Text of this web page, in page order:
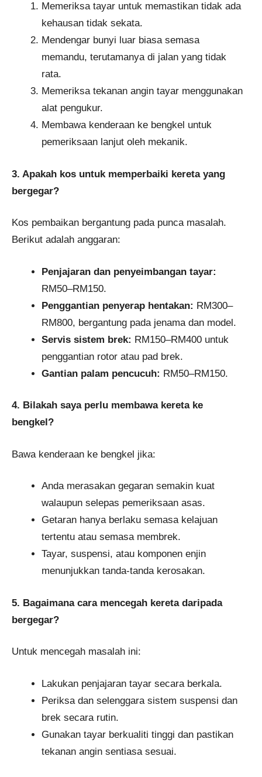
Memeriksa tayar untuk memastikan tidak ada
kehausan tidak sekata.
Mendengar bunyi luar biasa semasa
memandu, terutamanya di jalan yang tidak
rata.
Memeriksa tekanan angin tayar menggunakan
alat pengukur.
Membawa kenderaan ke bengkel untuk
pemeriksaan lanjut oleh mekanik.
3. Apakah kos untuk memperbaiki kereta yang
bergegar?
Kos pembaikan bergantung pada punca masalah.
Berikut adalah anggaran:
Penjajaran dan penyeimbangan tayar:
RM50–RM150.
Penggantian penyerap hentakan: RM300–
RM800, bergantung pada jenama dan model.
Servis sistem brek: RM150–RM400 untuk
penggantian rotor atau pad brek.
Gantian palam pencucuh: RM50–RM150.
4. Bilakah saya perlu membawa kereta ke
bengkel?
Bawa kenderaan ke bengkel jika:
Anda merasakan gegaran semakin kuat
walaupun selepas pemeriksaan asas.
Getaran hanya berlaku semasa kelajuan
tertentu atau semasa membrek.
Tayar, suspensi, atau komponen enjin
menunjukkan tanda-tanda kerosakan.
5. Bagaimana cara mencegah kereta daripada
bergegar?
Untuk mencegah masalah ini:
Lakukan penjajaran tayar secara berkala.
Periksa dan selenggara sistem suspensi dan
brek secara rutin.
Gunakan tayar berkualiti tinggi dan pastikan
tekanan angin sentiasa sesuai.